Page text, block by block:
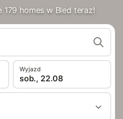
homes w Bled teraz!
Wyjazd
sob., 22.08